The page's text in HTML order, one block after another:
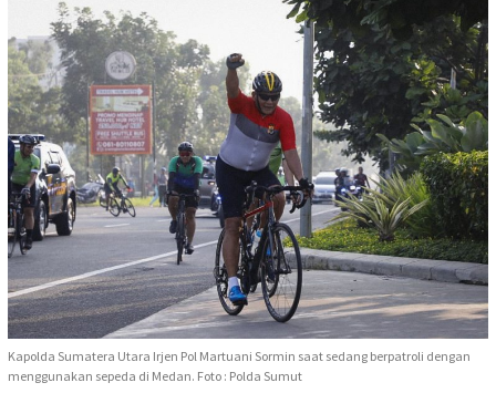
Kapolda Sumatera Utara Irjen Pol Martuani Sormin saat sedang berpatroli dengan
menggunakan sepeda di Medan. Foto : Polda Sumut